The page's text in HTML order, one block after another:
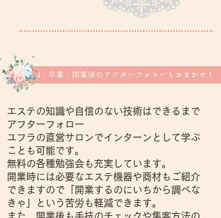
エステの知識や自信のない技術はできるまで
アフターフォロー
ユフラの直営サロンでインターンとして学ぶ
ことも可能です。
無料の各種勉強会も充実しています。
開業時には必要なエステ機器や商材もご紹介
できますので「開業するのにいちから調べな
きゃ」という苦労も軽減できます。
​また、開業後も手技のチェックや集客方法の